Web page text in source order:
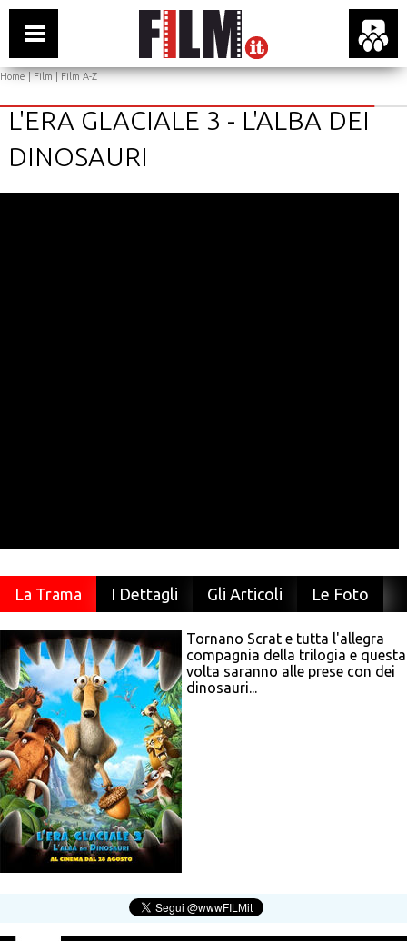
Home|Film|Film A-Z
L'ERA GLACIALE 3 - L'ALBA DEI
DINOSAURI
La Trama I Dettagli Gli Articoli Le Foto
Tornano Scrat e tutta l'allegra
compagnia della trilogia e questa
volta saranno alle prese con dei
dinosauri...